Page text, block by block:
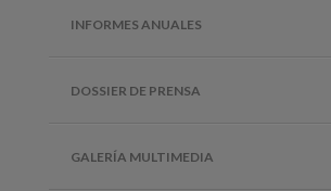
INFORMES ANUALES
DOSSIER DE PRENSA
GALERÍA MULTIMEDIA